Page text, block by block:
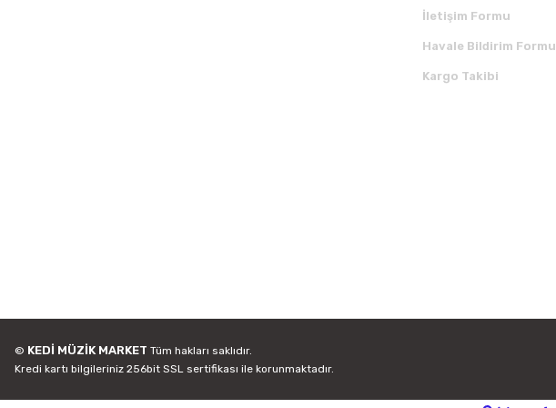
İletişim Formu
Havale Bildirim Formu
Kargo Takibi
© KEDİ MÜZİK MARKET Tüm hakları saklıdır.
Kredi kartı bilgileriniz 256bit SSL sertifikası ile korunmaktadır.